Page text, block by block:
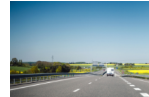
Just
mandats
de
conseillers
Autoroute
sur
un
litige